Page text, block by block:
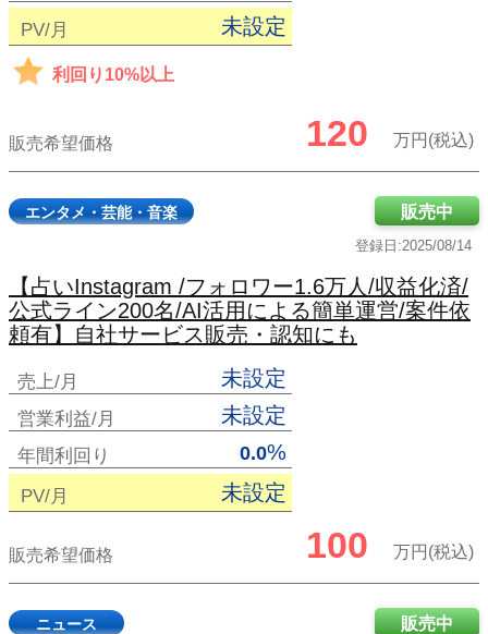
PV/月 未設定
利回り10%以上
販売希望価格 120 万円(税込)
エンタメ・芸能・音楽
登録日:2025/08/14
販売中
【占いInstagram /フォロワー1.6万人/収益化済/
公式ライン200名/AI活用による簡単運営/案件依
頼有】自社サービス販売・認知にも
売上/月 未設定
営業利益/月 未設定
年間利回り 0.0%
PV/月 未設定
販売希望価格 100 万円(税込)
ニュース 販売中